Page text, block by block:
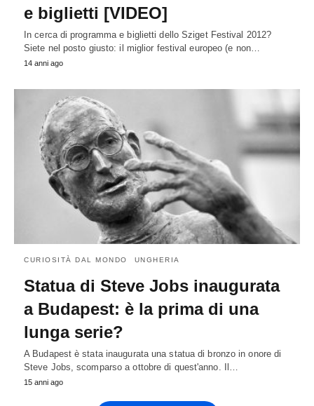
e biglietti [VIDEO]
In cerca di programma e biglietti dello Sziget Festival 2012?
Siete nel posto giusto: il miglior festival europeo (e non…
14 anni ago
CURIOSITÀ DAL MONDO UNGHERIA
Statua di Steve Jobs inaugurata
a Budapest: è la prima di una
lunga serie?
A Budapest è stata inaugurata una statua di bronzo in onore di
Steve Jobs, scomparso a ottobre di quest'anno. Il…
15 anni ago